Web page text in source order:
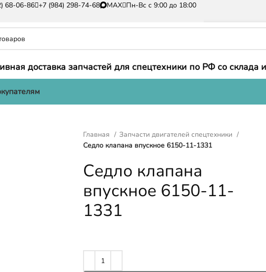
68-06-86 +7 (984) 298-74-68 MAX Пн-Вс с 9:00 до 18:00
доставка запчастей для спецтехники по РФ со склада
Главная
Запчасти двигателей спецтехники
Седло клапана впускное 6150-11-1331
Седло клапана
впускное 6150-11-
1331